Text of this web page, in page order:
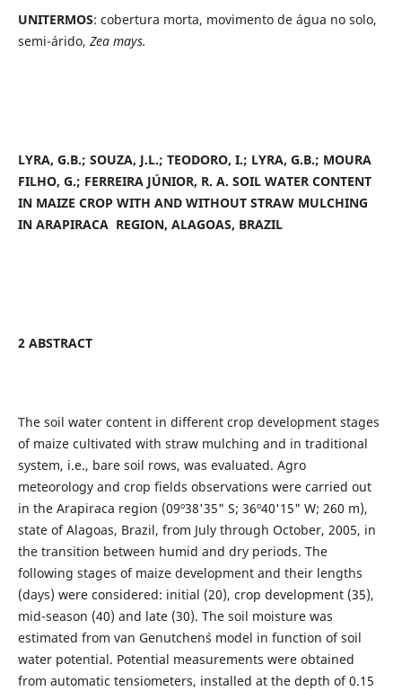
UNITERMOS: cobertura morta, movimento de água no solo,
semi-árido, Zea mays.
LYRA, G.B.; SOUZA, J.L.; TEODORO, I.; LYRA, G.B.; MOURA
FILHO, G.; FERREIRA JÚNIOR, R. A. SOIL WATER CONTENT
IN MAIZE CROP WITH AND WITHOUT STRAW MULCHING
IN ARAPIRACA REGION, ALAGOAS, BRAZIL
2 ABSTRACT
The soil water content in different crop development stages
of maize cultivated with straw mulching and in traditional
system, i.e., bare soil rows, was evaluated. Agro
meteorology and crop fields observations were carried out
in the Arapiraca region (09º38'35" S; 36º40'15" W; 260 m),
state of Alagoas, Brazil, from July through October, 2005, in
the transition between humid and dry periods. The
following stages of maize development and their lengths
(days) were considered: initial (20), crop development (35),
mid-season (40) and late (30). The soil moisture was
estimated from van Genutchen`s model in function of soil
water potential. Potential measurements were obtained
from automatic tensiometers, installed at the depth of 0.15